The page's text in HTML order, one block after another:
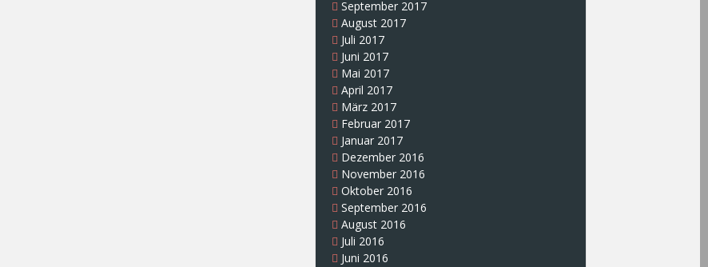
September 2017
August 2017
Juli 2017
Juni 2017
Mai 2017
April 2017
März 2017
Februar 2017
Januar 2017
Dezember 2016
November 2016
Oktober 2016
September 2016
August 2016
Juli 2016
Juni 2016